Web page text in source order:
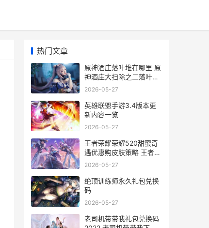
热门文章
原神酒庄落叶堆在哪里 原
神酒庄大扫除之二落叶堆
烧了
2026-05-27
英雄联盟手游3.4版本更
新内容一览
2026-05-27
王者荣耀荣耀520甜蜜奇
遇优惠购皮肤策略 王者荣
耀荣耀战区怎么修改别的
2026-05-27
绝顶训练师永久礼包兑换
码
2026-05-27
老司机带带我礼包兑换码